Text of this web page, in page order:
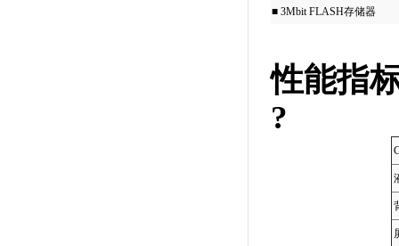
■ 3Mbit FLASH存储器
性能指
?